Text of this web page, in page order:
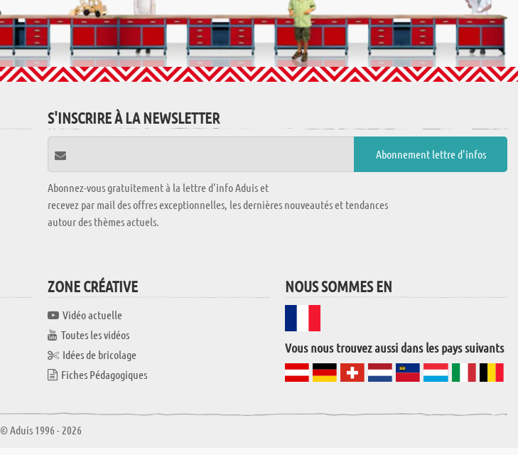
S'INSCRIRE À LA NEWSLETTER
Abonnez-vous gratuitement à la lettre d'info Aduis et
recevez par mail des offres exceptionnelles, les dernières nouveautés et tendances
autour des thèmes actuels.
ZONE CRÉATIVE
Vidéo actuelle
Toutes les vidéos
Idées de bricolage
Fiches Pédagogiques
NOUS SOMMES EN
Vous nous trouvez aussi dans les pays suivants
© Aduis 1996 - 2026